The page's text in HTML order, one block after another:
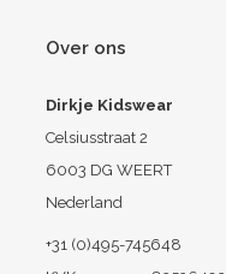
Over ons
Dirkje Kidswear
Celsiusstraat 2
6003 DG WEERT
Nederland
+31 (0)495-745648